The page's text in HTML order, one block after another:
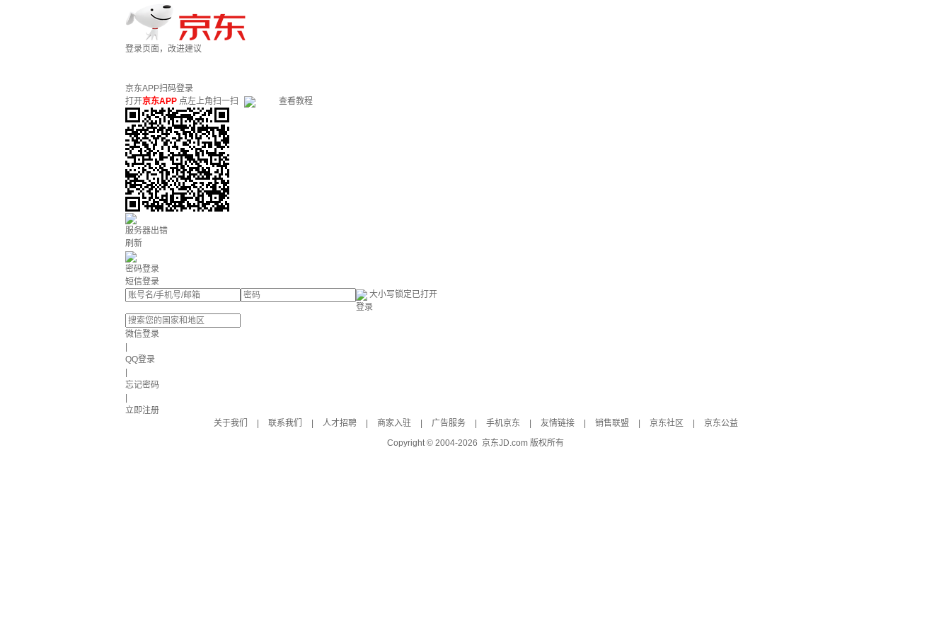
登录页面，改进建议
京东APP扫码登录
打开京东APP 点左上角扫一扫 查看教程
服务器出错
刷新
密码登录
短信登录
大小写锁定已打开
登录
微信登录
QQ登录
忘记密码
立即注册
关于我们
联系我们 人才招聘 商家入驻 广告服务 手机京东 友情链接 销售联盟 京东社区
京东公益
Copyright © 2004-2026 京东JD.com 版权所有